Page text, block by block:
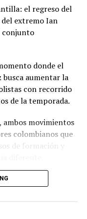
a una figura del
refleja un
viajero.
indebida
reclamos
Colombia,
la seguridad de sus
al momento de
incluir no
también:
el regreso del
del extremo Ian
conjunto
donde el
busca aumentar la
con recorrido
de la temporada.
ambos movimientos
colombianos que
de formación y
verdolaga al fútbol